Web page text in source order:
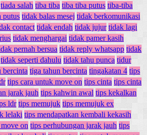
tiada salah tiba tiba tiba tiba putus tiba-tiba
putus tidak balas mesej tidak berkomunikasi
contact tidak endah tidak jujur tidak lagi
tidak menghargai tidak pamer kasih
pernah bersua tidak reply whatsapp tidak
tidak seperti dahulu tidak tahu punca tidur
bercinta tiga tahun bercinta tingakatan 4 tips
tips cara untuk move on tips cinta tips cinta
jarak jauh tips kahwin awal tips kekalkan
ldr tips memujuk tips memujuk ex
lelaki tips mendapatkan kembali kekasih
on tips perhubungan jarak jauh tips